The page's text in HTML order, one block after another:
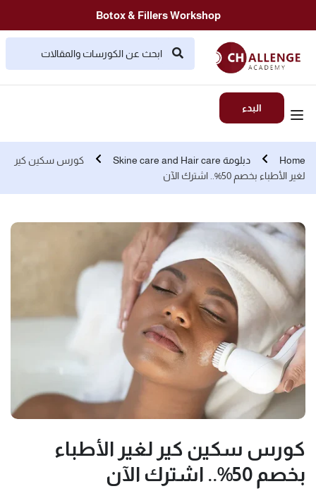
Botox & Fillers Workshop
البدء
Home دبلومة Skine care and Hair care
كورس سكين كير
لغير الأطباء بخصم 50%.. اشترك الآن
كورس سكين كير لغير الأطباء
بخصم 50%.. اشترك الآن